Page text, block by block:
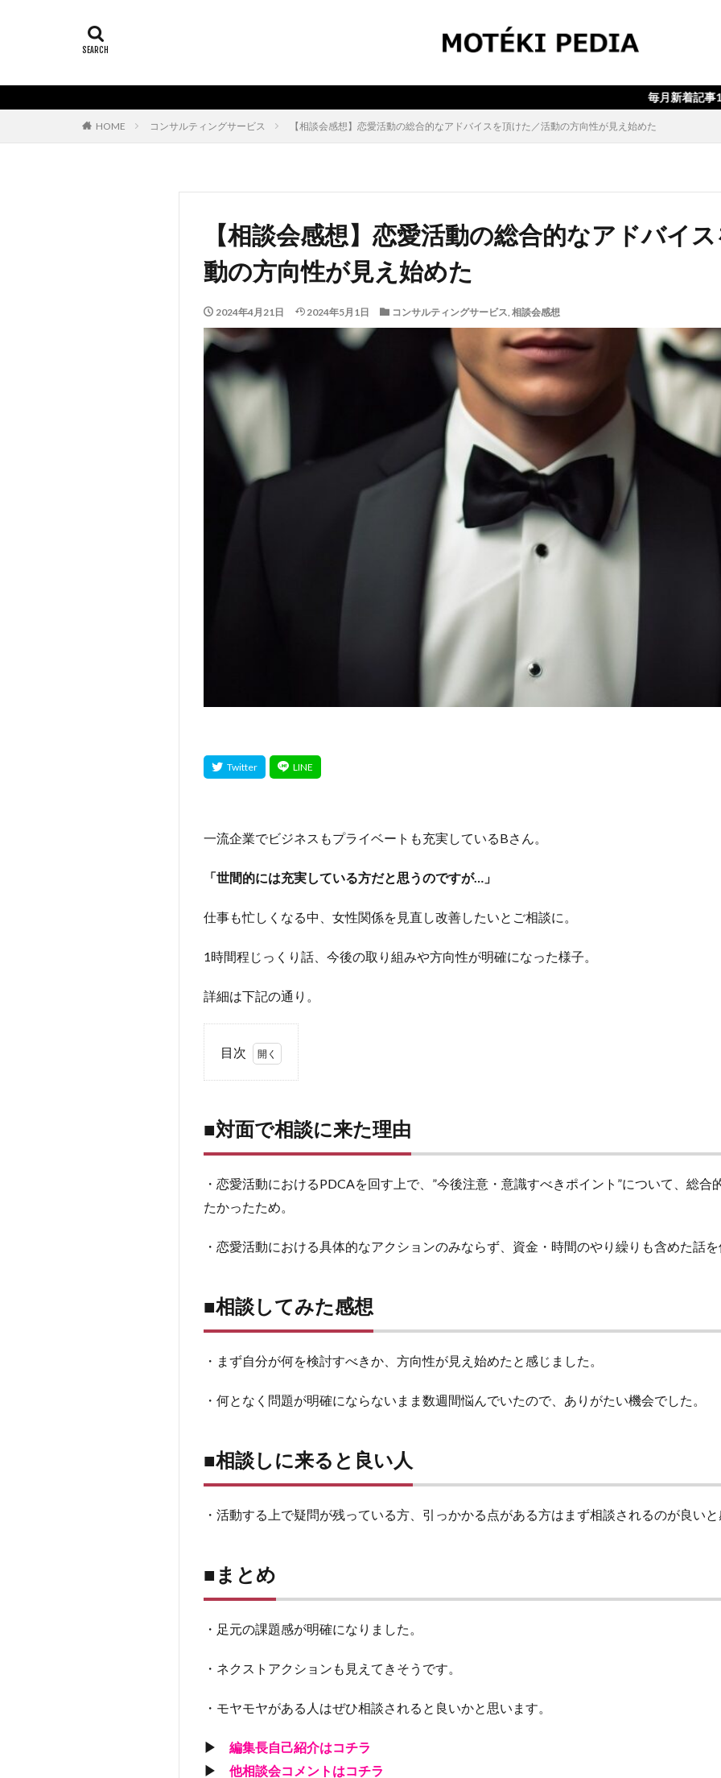
毎月新着記事10本以上！！
HOME コンサルティングサービス 【相談会感想】恋愛活動の総合的なアドバイスを頂けた／活動の方向性が見え始めた
【相談会感想】恋愛活動の総合的なアドバイ
動の方向性が見え始めた
2024年4月21日 2024年5月1日 コンサルティングサービス, 相談会感想
一流企業でビジネスもプライベートも充実しているBさん。
「世間的には充実している方だと思うのですが…」
仕事も忙しくなる中、女性関係を見直し改善したいとご相談に。
1時間程じっくり話、今後の取り組みや方向性が明確になった様子。
詳細は下記の通り。
目次
で
に
た
由
談
し
み
感
想
■相
に
来
良
4
と
■対面で相談に来た理由
・恋愛活動におけるPDCAを回す上で、”今後注意・意識すべきポイント”について、総合
たかったため。
・恋愛活動における具体的なアクションのみならず、資金・時間のやり繰りも含めた話を
■相談してみた感想
・まず自分が何を検討すべきか、方向性が見え始めたと感じました。
・何となく問題が明確にならないまま数週間悩んでいたので、ありがたい機会でした。
■相談しに来ると良い人
・活動する上で疑問が残っている方、引っかかる点がある方はまず相談されるのが良いと
■まとめ
・足元の課題感が明確になりました。
・ネクストアクションも見えてきそうです。
・モヤモヤがある人はぜひ相談されると良いかと思います。
▶ 編集長自己紹介はコチラ
▶ 他相談会コメントはコチラ